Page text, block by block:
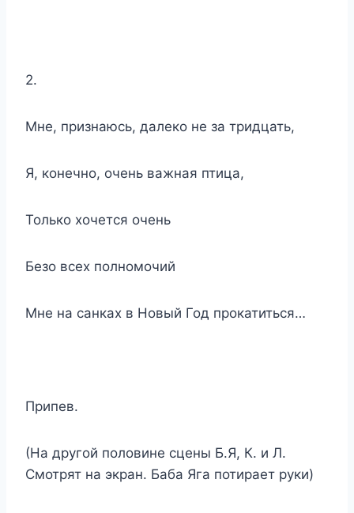
2.
Мне, признаюсь, далеко не за тридцать,
Я, конечно, очень важная птица,
Только хочется очень
Безо всех полномочий
Мне на санках в Новый Год прокатиться…
Припев.
(На другой половине сцены Б.Я, К. и Л.
Смотрят на экран. Баба Яга потирает руки)